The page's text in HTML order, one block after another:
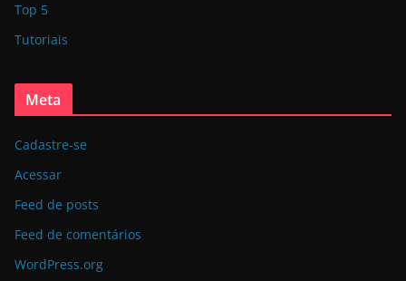
Top 5
Tutoriais
Meta
Cadastre-se
Acessar
Feed de posts
Feed de comentários
WordPress.org